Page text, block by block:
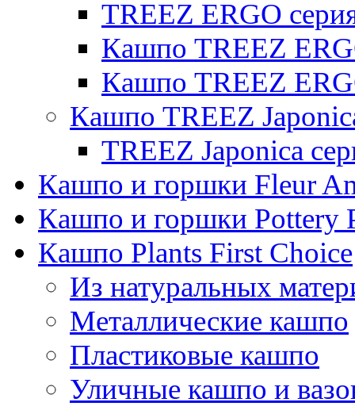
TREEZ ERGO
Кашпо TREEZ
Кашпо TREEZ
Кашпо TREEZ
TREEZ Japonica
Кашпо и горшки Fleur
Кашпо и горшки Pottery
Кашпо Plants First Choice
Из натуральных
Металлические кашпо
Пластиковые кашпо
Уличные кашпо и